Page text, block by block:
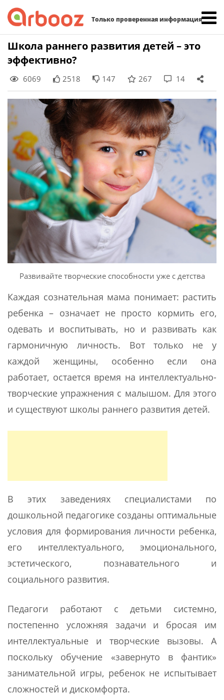
Только проверенная информация
Skip
content
Школа раннего развития детей – это
эффективно?
6069 2518 147 267 14
Развивайте творческие способности уже с детства
Каждая сознательная мама понимает: растить
ребенка – означает не просто кормить его,
одевать и воспитывать, но и развивать как
гармоничную личность. Вот только не у
каждой женщины, особенно если она
работает, остается время на интеллектуально-
творческие упражнения с малышом. Для этого
и существуют школы раннего развития детей.
В этих заведениях специалистами по
дошкольной педагогике созданы оптимальные
условия для формирования личности ребенка,
его интеллектуального, эмоционального,
эстетического, познавательного и
социального развития.
Педагоги работают с детьми системно,
постепенно усложняя задачи и бросая им
интеллектуальные и творческие вызовы. А
поскольку обучение «завернуто в фантик»
занимательной игры, ребенок не испытывает
сложностей и дискомфорта.
Найти: